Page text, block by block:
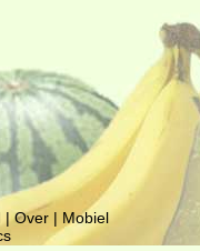
|Over| Mobiel